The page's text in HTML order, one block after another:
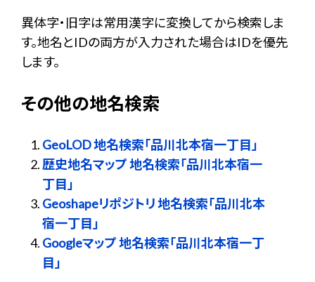
異体字・旧字は常用漢字に変換してから検索しま
す。地名とIDの両方が入力された場合はIDを優先
します。
その他の地名検索
GeoLOD 地名検索「品川北本宿一丁目」
歴史地名マップ 地名検索「品川北本宿一
丁目」
Geoshapeリポジトリ 地名検索「品川北本
宿一丁目」
Googleマップ 地名検索「品川北本宿一丁
目」